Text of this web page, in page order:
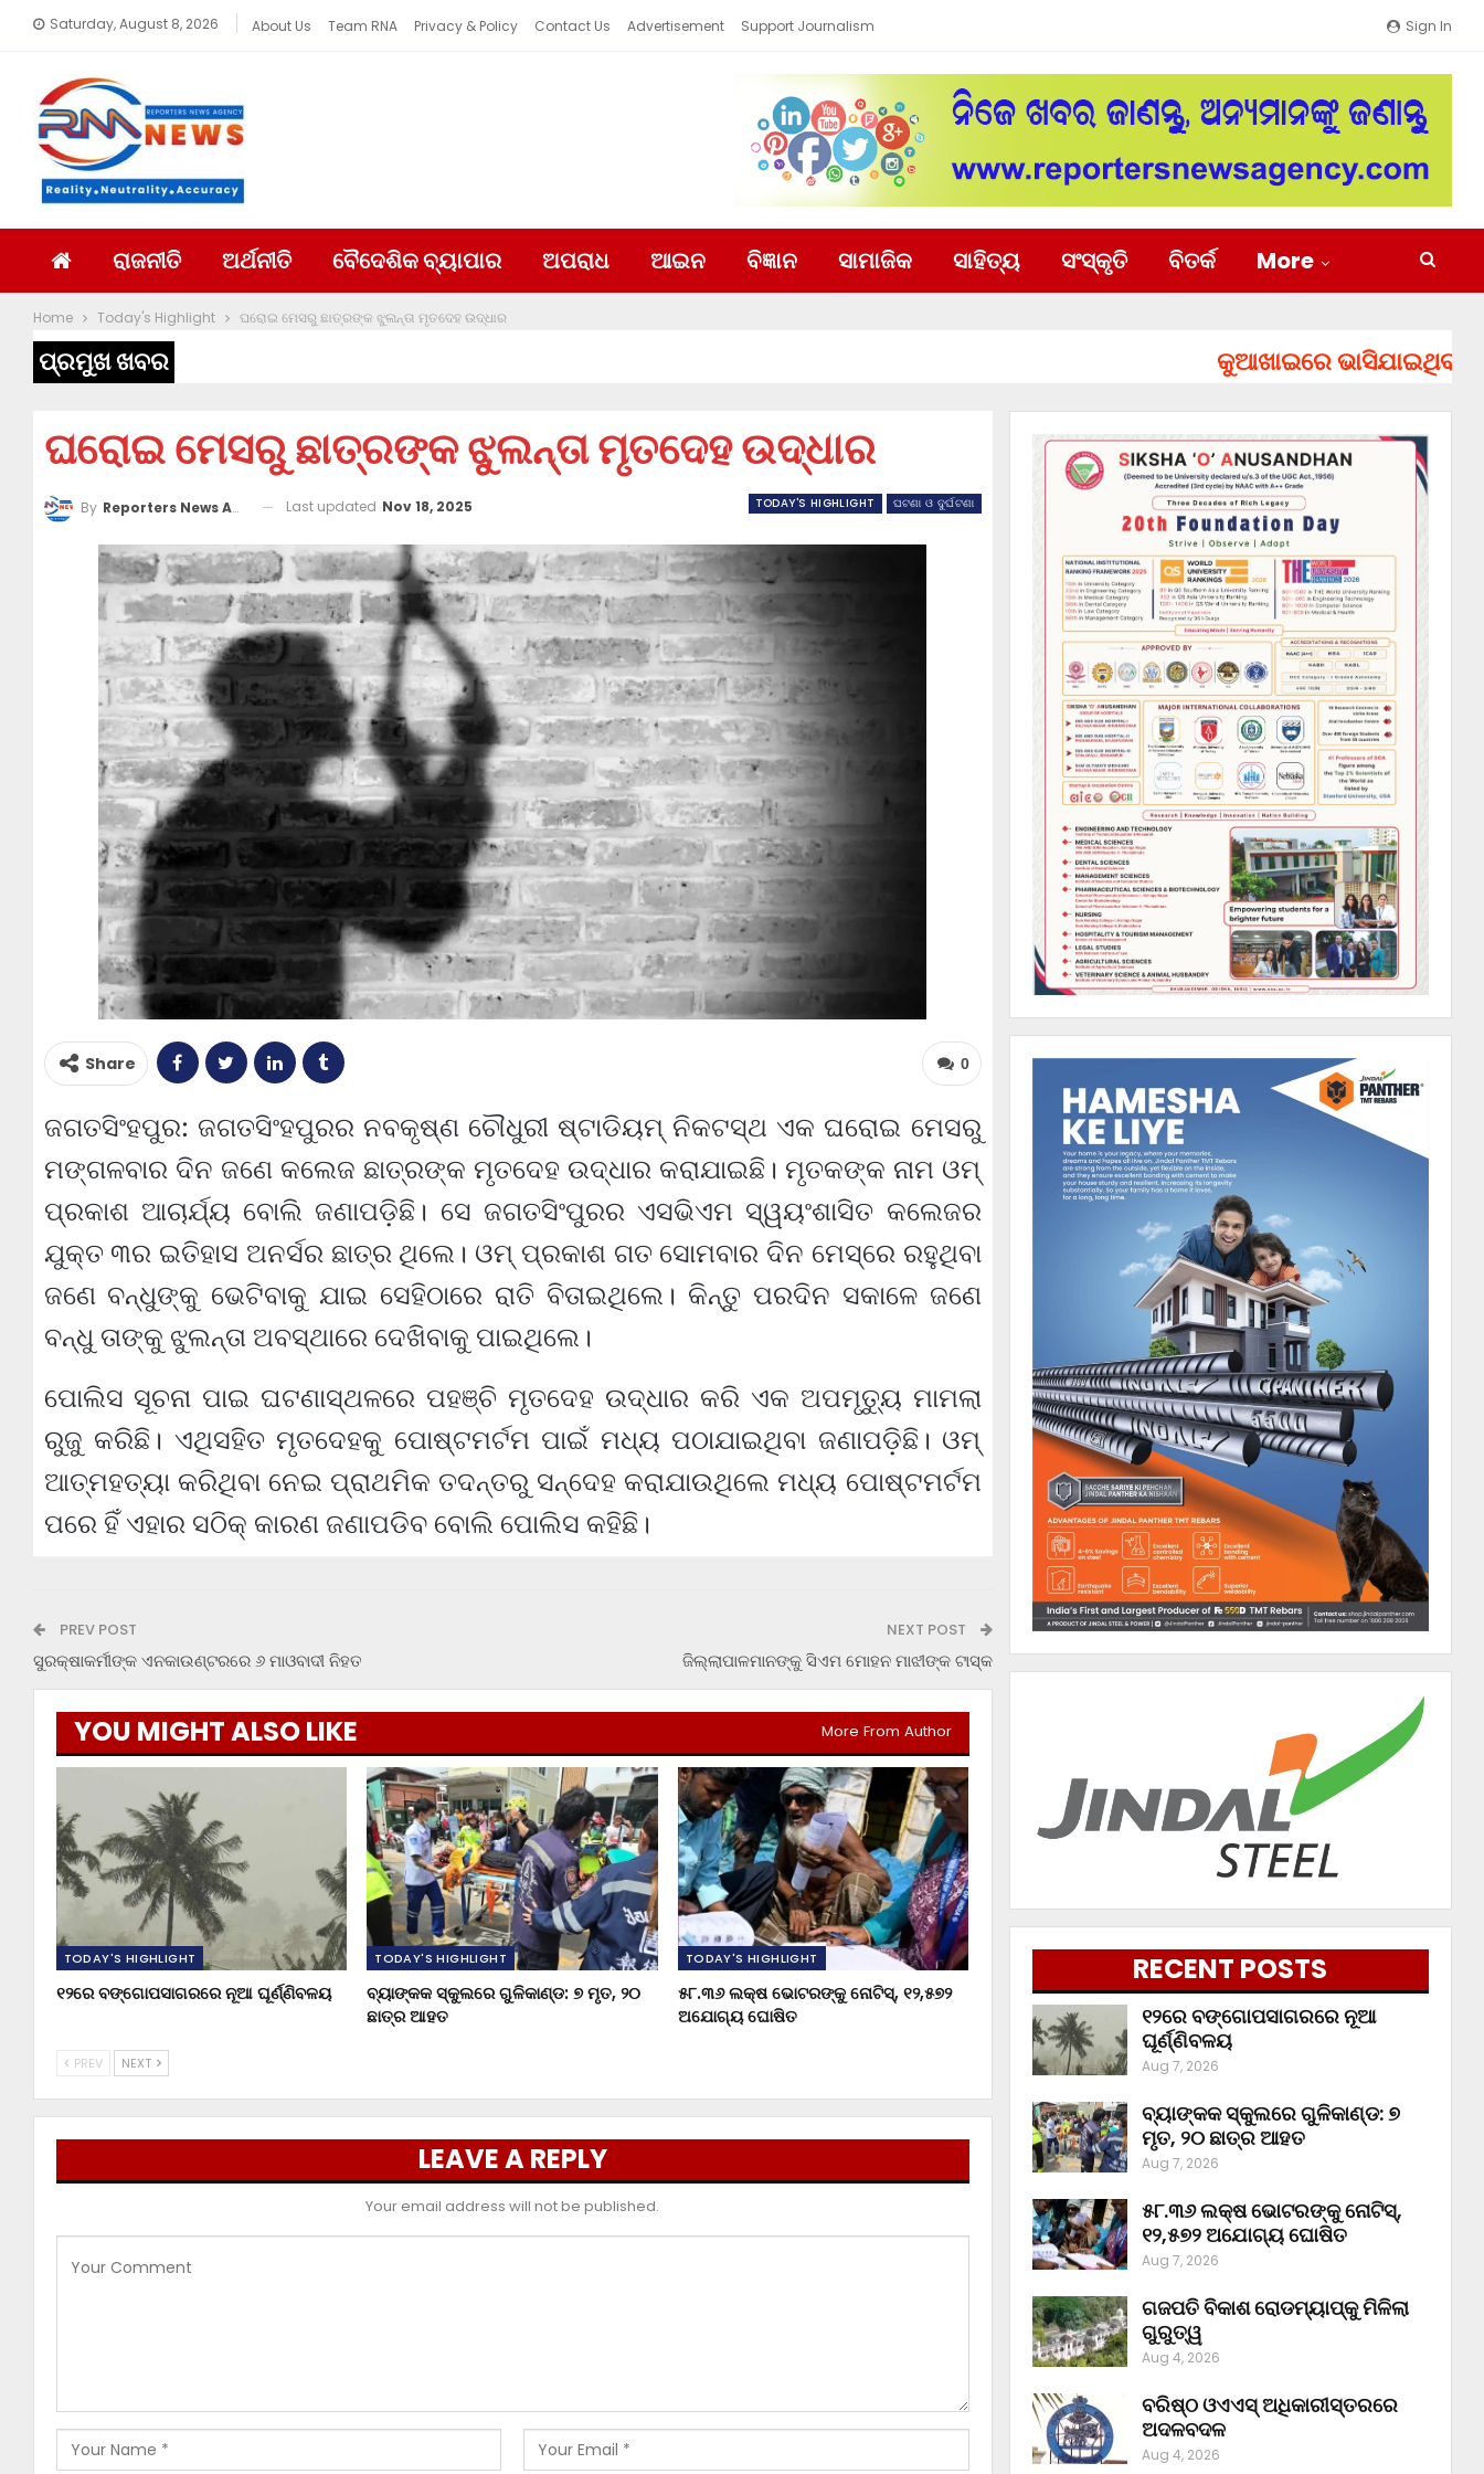
Sign In
Saturday, August 8, 2026 About Us Team RNA Privacy & Policy Contact Us Advertisement Support Journalism
ରାଜନୀତି ଅର୍ଥନୀତି ବୈଦେଶିକ ବ୍ୟାପାର ଅପରାଧ ଆଇନ ବିଜ୍ଞାନ ସାମାଜିକ ସାହିତ୍ୟ ସଂସ୍କୃତି ବିତର୍କ More
Home Today's Highlight ଘରୋଇ ମେସରୁ ଛାତ୍ରଙ୍କ ଝୁଲନ୍ତା ମୃତଦେହ ଉଦ୍ଧାର
ପ୍ରମୁଖ ଖବର କୁଆଖାଇରେ ଭାସିଯାଇଥିବା ୨
ଘରୋଇ ମେସରୁ ଛାତ୍ରଙ୍କ ଝୁଲନ୍ତା ମୃତଦେହ ଉଦ୍ଧାର
TODAY'S HIGHLIGHT ଘଟଣା ଓ ଦୁର୍ଘଟଣା
By Reporters News Agency Last updated Nov 18, 2025
0
Share
ଜଗତସିଂହପୁର: ଜଗତସିଂହପୁରର ନବକୃଷ୍ଣ ଚୌଧୁରୀ ଷ୍ଟାଡିୟମ୍ ନିକଟସ୍ଥ ଏକ ଘରୋଇ ମେସରୁ
ମଙ୍ଗଳବାର ଦିନ ଜଣେ କଲେଜ ଛାତ୍ରଙ୍କ ମୃତଦେହ ଉଦ୍ଧାର କରାଯାଇଛି। ମୃତକଙ୍କ ନାମ ଓମ୍
ପ୍ରକାଶ ଆଚାର୍ଯ୍ୟ ବୋଲି ଜଣାପଡ଼ିଛି। ସେ ଜଗତସିଂପୁରର ଏସଭିଏମ ସ୍ୱୟଂଶାସିତ କଲେଜର
ଯୁକ୍ତ ୩ର ଇତିହାସ ଅନର୍ସର ଛାତ୍ର ଥିଲେ। ଓମ୍ ପ୍ରକାଶ ଗତ ସୋମବାର ଦିନ ମେସ୍‌ରେ ରହୁଥିବା
ଜଣେ ବନ୍ଧୁଙ୍କୁ ଭେଟିବାକୁ ଯାଇ ସେହିଠାରେ ରାତି ବିତାଇଥିଲେ। କିନ୍ତୁ ପରଦିନ ସକାଳେ ଜଣେ
ବନ୍ଧୁ ତାଙ୍କୁ ଝୁଲନ୍ତା ଅବସ୍ଥାରେ ଦେଖିବାକୁ ପାଇଥିଲେ।
ପୋଲିସ ସୂଚନା ପାଇ ଘଟଣାସ୍ଥଳରେ ପହଞ୍ଚି ମୃତଦେହ ଉଦ୍ଧାର କରି ଏକ ଅପମୃତ୍ୟୁ ମାମଲା
ରୁଜୁ କରିଛି। ଏଥିସହିତ ମୃତଦେହକୁ ପୋଷ୍ଟମର୍ଟମ ପାଇଁ ମଧ୍ୟ ପଠାଯାଇଥିବା ଜଣାପଡ଼ିଛି। ଓମ୍
ଆତ୍ମହତ୍ୟା କରିଥିବା ନେଇ ପ୍ରାଥମିକ ତଦନ୍ତରୁ ସନ୍ଦେହ କରାଯାଉଥିଲେ ମଧ୍ୟ ପୋଷ୍ଟମର୍ଟମ
ପରେ ହିଁ ଏହାର ସଠିକ୍ କାରଣ ଜଣାପଡିବ ବୋଲି ପୋଲିସ କହିଛି।
PREV POST
ସୁରକ୍ଷାକର୍ମୀଙ୍କ ଏନକାଉଣ୍ଟରରେ ୬ ମାଓବାଦୀ ନିହତ
NEXT POST
ଜିଲ୍ଲାପାଳମାନଙ୍କୁ ସିଏମ ମୋହନ ମାଝୀଙ୍କ ଟାସ୍କ
YOU MIGHT ALSO LIKE More From Author
TODAY'S HIGHLIGHT
୧୨ରେ ବଙ୍ଗୋପସାଗରରେ ନୂଆ ଘୂର୍ଣ୍ଣିବଳୟ
TODAY'S HIGHLIGHT
ବ୍ୟାଙ୍କକ ସ୍କୁଲରେ ଗୁଳିକାଣ୍ଡ: ୭ ମୃତ, ୨୦
ଛାତ୍ର ଆହତ
TODAY'S HIGHLIGHT
୫୮.୩୬ ଲକ୍ଷ ଭୋଟରଙ୍କୁ ନୋଟିସ୍‌, ୧୨,୫୭୨
ଅଯୋଗ୍ୟ ଘୋଷିତ
PREV NEXT
LEAVE A REPLY
Your email address will not be published.
RECENT POSTS
୧୨ରେ ବଙ୍ଗୋପସାଗରରେ ନୂଆ
ଘୂର୍ଣ୍ଣିବଳୟ
Aug 7, 2026
ବ୍ୟାଙ୍କକ ସ୍କୁଲରେ ଗୁଳିକାଣ୍ଡ: ୭
ମୃତ, ୨୦ ଛାତ୍ର ଆହତ
Aug 7, 2026
୫୮.୩୬ ଲକ୍ଷ ଭୋଟରଙ୍କୁ ନୋଟିସ୍‌,
୧୨,୫୭୨ ଅଯୋଗ୍ୟ ଘୋଷିତ
Aug 7, 2026
ଗଜପତି ବିକାଶ ରୋଡମ୍ୟାପ୍‌କୁ ମିଳିଲା
ଗୁରୁତ୍ୱ
Aug 4, 2026
ବରିଷ୍ଠ ଓଏଏସ୍‌ ଅଧିକାରୀସ୍ତରରେ
ଅଦଳବଦଳ
Aug 4, 2026